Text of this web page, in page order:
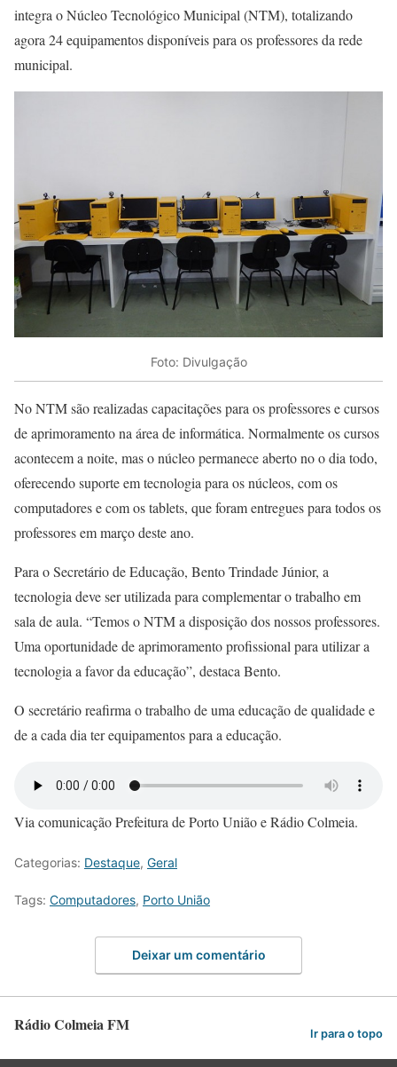
integra o Núcleo Tecnológico Municipal (NTM), totalizando
agora 24 equipamentos disponíveis para os professores da rede
municipal.
Foto: Divulgação
No NTM são realizadas capacitações para os professores e cursos
de aprimoramento na área de informática. Normalmente os cursos
acontecem a noite, mas o núcleo permanece aberto no o dia todo,
oferecendo suporte em tecnologia para os núcleos, com os
computadores e com os tablets, que foram entregues para todos os
professores em março deste ano.
Para o Secretário de Educação, Bento Trindade Júnior, a
tecnologia deve ser utilizada para complementar o trabalho em
sala de aula. “Temos o NTM a disposição dos nossos professores.
Uma oportunidade de aprimoramento profissional para utilizar a
tecnologia a favor da educação”, destaca Bento.
O secretário reafirma o trabalho de uma educação de qualidade e
de a cada dia ter equipamentos para a educação.
Via comunicação Prefeitura de Porto União e Rádio Colmeia.
Categorias: Destaque, Geral
Tags: Computadores, Porto União
Deixar um comentário
Rádio Colmeia FM Ir para o topo